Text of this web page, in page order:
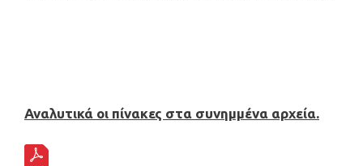
Αναλυτικά οι πίνακες στα συνημμένα αρχεία.